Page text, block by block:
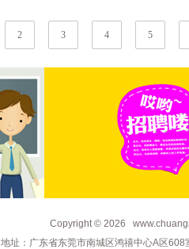
2 3 4 5
Copyright © 2026
地址：广东省东莞市南城区鸿禧中心A区